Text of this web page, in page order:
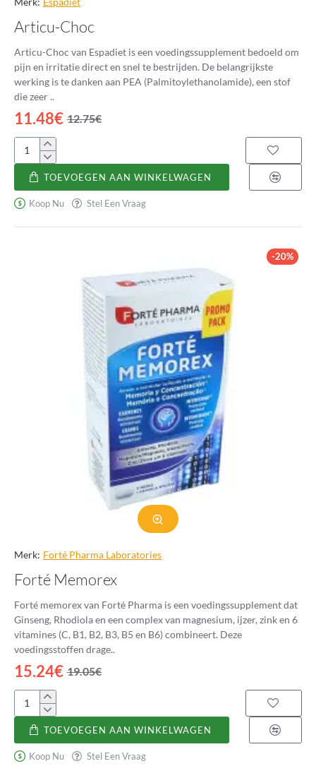
Articu-Choc
Articu-Choc van Espadiet is een voedingssupplement bedoeld om
pijn en irritatie direct en snel te bestrijden. De belangrijkste
werking is te danken aan PEA (Palmitoylethanolamide), een stof
die zeer ..
11.48€ 12.75€
Articu-
Choc
TOEVOEGEN AAN WINKELWAGEN
Koop Nu Stel Een Vraag
-20%
Merk: Forté Pharma Laboratories
Forté Memorex
Forté memorex van Forté Pharma is een voedingssupplement dat
Ginseng, Rhodiola en een complex van magnesium, ijzer, zink en 6
vitamines (C, B1, B2, B3, B5 en B6) combineert. Deze
voedingsstoffen drage..
15.24€ 19.05€
Forté
Memorex
TOEVOEGEN AAN WINKELWAGEN
Koop Nu Stel Een Vraag